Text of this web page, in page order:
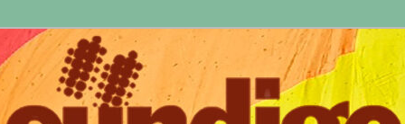
Frankfurt
Mode, Club- und Dark-Wear seit 2004